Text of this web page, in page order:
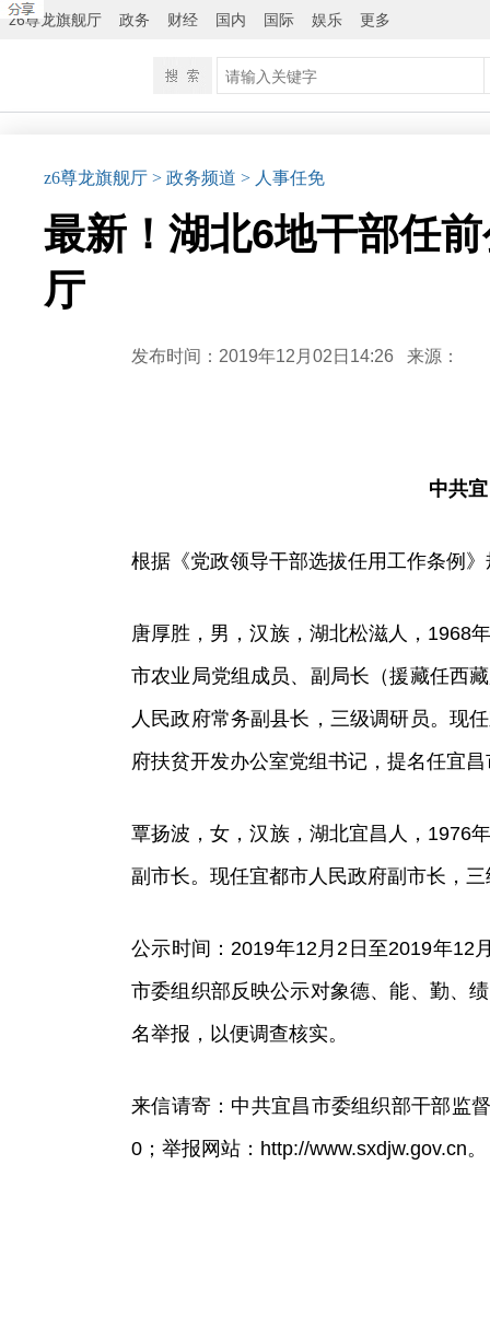
z6尊龙旗舰厅 政务 财经 国内 国际 娱乐 更多
z6尊龙旗舰厅 > 政务频道 > 人事任免
最新！湖北6地干部任
厅
发布时间：2019年12月02日14:26 来源：
中共
根据《党政领导干部选拔任用工作条例
唐厚胜，男，汉族，湖北松滋人，1968
市农业局党组成员、副局长（援藏任西
人民政府常务副县长，三级调研员。现
府扶贫开发办公室党组书记，提名任宜
覃扬波，女，汉族，湖北宜昌人，1976
副市长。现任宜都市人民政府副市长，
公示时间：2019年12月2日至2019年12
市委组织部反映公示对象德、能、勤、
名举报，以便调查核实。
来信请寄：中共宜昌市委组织部干部监
0；举报网站：http://www.sxdjw.gov.cn。